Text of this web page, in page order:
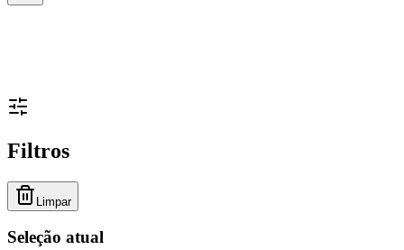
Filtros
Limpar
Seleção atual